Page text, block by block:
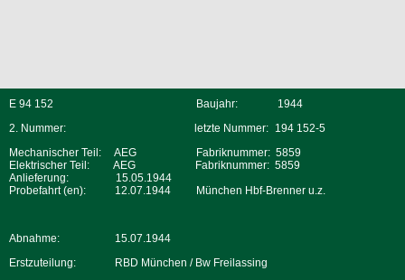
E 94 152 Baujahr:
1944
2. Nummer:
letzte Nummer: 194 152-5
Mechanischer Teil:
AEG Fabriknummer: 5859
Elektrischer Teil:
AEG
Fabriknummer: 5859
Anlieferung:
15.05.1944
Probefahrt (en):
12.07.1944 München Hbf-Brenner u.z.
Abnahme:
15.07.1944
Erstzuteilung:
RBD München / Bw Freilassing